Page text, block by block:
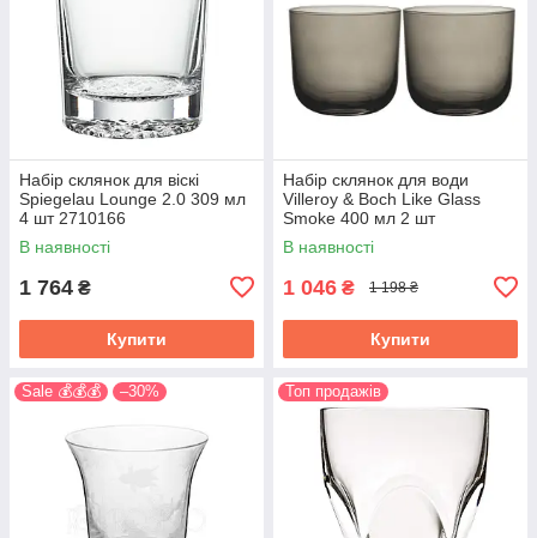
Набір склянок для віскі
Spiegelau Lounge 2.0 309 мл
4 шт 2710166
В наявності
1 764 ₴
Купити
Набір склянок для води
Villeroy & Boch Like Glass
Smoke 400 мл 2 шт
1951868180
В наявності
1 046 ₴ 1 198 ₴
Купити
Sale 💰💰💰 –30% Топ продажів